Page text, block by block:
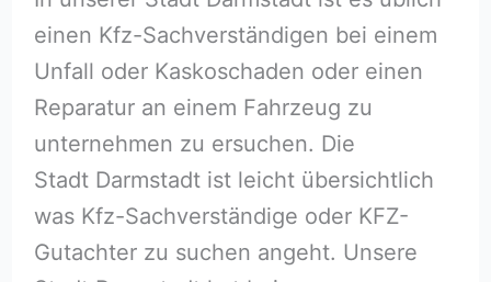
einen Kfz-Sachverständigen bei einem
Unfall oder Kaskoschaden oder einen
Reparatur an einem Fahrzeug zu
unternehmen zu ersuchen. Die
Stadt Darmstadt ist leicht übersichtlich
was Kfz-Sachverständige oder KFZ-
Gutachter zu suchen angeht. Unsere